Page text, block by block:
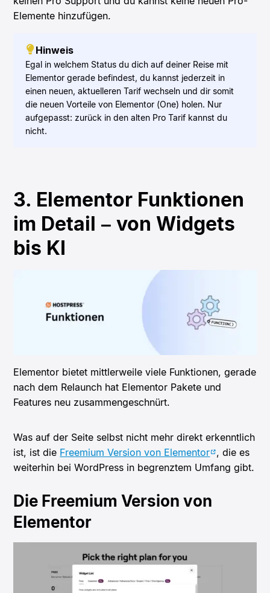
Elemente hinzufügen.
Hinweis
Egal in welchem Status du dich auf deiner Reise mit
Elementor gerade befindest, du kannst jederzeit in
einen neuen, aktuelleren Tarif wechseln und dir somit
die neuen Vorteile von Elementor (One) holen. Nur
aufgepasst: zurück in den alten Pro Tarif kannst du
nicht.
3. Elementor Funktionen
im Detail – von Widgets
bis KI
Elementor bietet mittlerweile viele Funktionen, gerade
nach dem Relaunch hat Elementor Pakete und
Features neu zusammengeschnürt.
Was auf der Seite selbst nicht mehr direkt erkenntlich
ist, ist die Freemium Version von Elementor , die es
weiterhin bei WordPress in begrenztem Umfang gibt.
Die Freemium Version von
Elementor